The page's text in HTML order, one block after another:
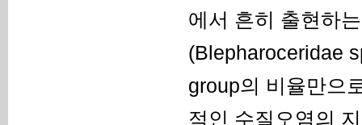
에서 흔히 출현하
(Blepharoceridae
group의 비율만으
적인 수질오염의